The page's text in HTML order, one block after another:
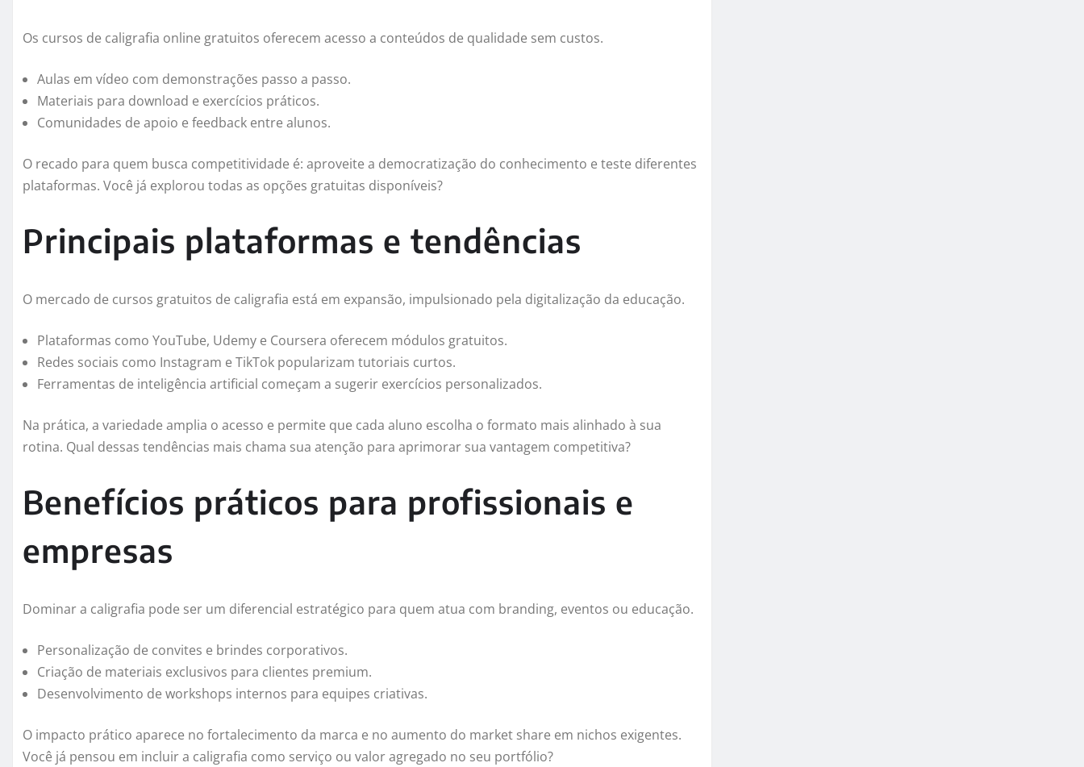
Os cursos de caligrafia online gratuitos oferecem acesso a conteúdos de qualidade sem custos.
Aulas em vídeo com demonstrações passo a passo.
Materiais para download e exercícios práticos.
Comunidades de apoio e feedback entre alunos.
O recado para quem busca competitividade é: aproveite a democratização do conhecimento e teste diferentes
plataformas. Você já explorou todas as opções gratuitas disponíveis?
Principais plataformas e tendências
O mercado de cursos gratuitos de caligrafia está em expansão, impulsionado pela digitalização da educação.
Plataformas como YouTube, Udemy e Coursera oferecem módulos gratuitos.
Redes sociais como Instagram e TikTok popularizam tutoriais curtos.
Ferramentas de inteligência artificial começam a sugerir exercícios personalizados.
Na prática, a variedade amplia o acesso e permite que cada aluno escolha o formato mais alinhado à sua
rotina. Qual dessas tendências mais chama sua atenção para aprimorar sua vantagem competitiva?
Benefícios práticos para profissionais e
empresas
Dominar a caligrafia pode ser um diferencial estratégico para quem atua com branding, eventos ou educação.
Personalização de convites e brindes corporativos.
Criação de materiais exclusivos para clientes premium.
Desenvolvimento de workshops internos para equipes criativas.
O impacto prático aparece no fortalecimento da marca e no aumento do market share em nichos exigentes.
Você já pensou em incluir a caligrafia como serviço ou valor agregado no seu portfólio?